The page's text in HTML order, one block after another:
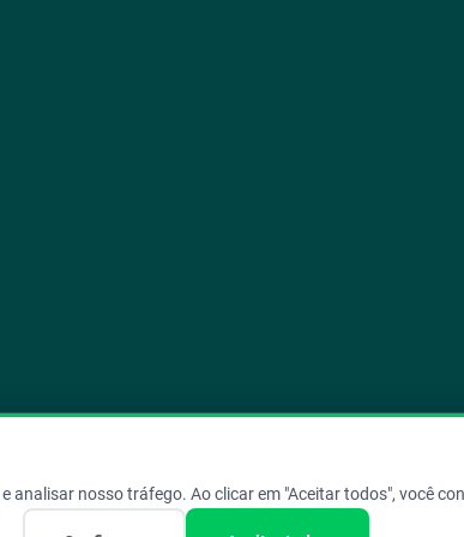
nosso tráfego. Ao clicar em "Aceitar todos", você